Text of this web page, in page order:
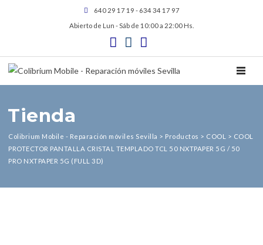
640 29 17 19 - 634 34 17 97
Abierto de Lun - Sáb de 10:00 a 22:00 Hs.
Tienda
Colibrium Mobile - Reparación móviles Sevilla > Productos > COOL > COOL
PROTECTOR PANTALLA CRISTAL TEMPLADO TCL 50 NXTPAPER 5G / 50
PRO NXTPAPER 5G (FULL 3D)